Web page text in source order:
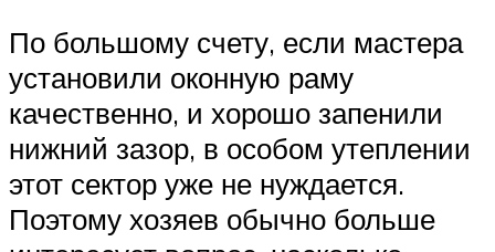
По большому счету, если мастера
установили оконную раму
качественно, и хорошо запенили
нижний зазор, в особом утеплении
этот сектор уже не нуждается.
Поэтому хозяев обычно больше